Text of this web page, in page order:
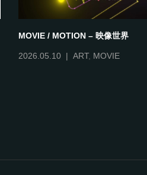
MOVIE / MOTION – 映像世界
2026.05.10 ART, MOVIE